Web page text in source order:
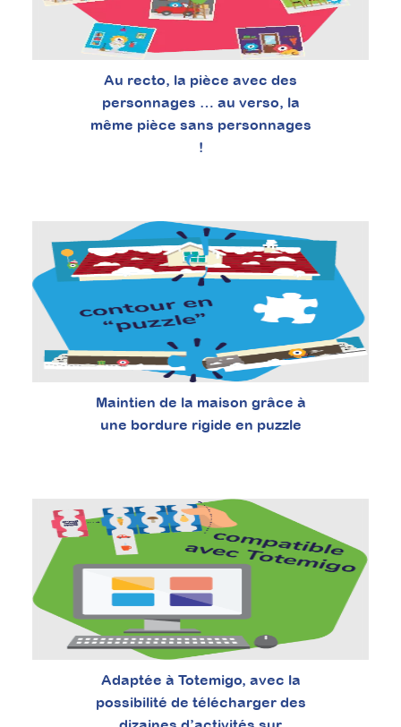
Au recto, la pièce avec des
personnages … au verso, la
même pièce sans personnages
!
Maintien de la maison grâce à
une bordure rigide en puzzle
Adaptée à Totemigo, avec la
possibilité de télécharger des